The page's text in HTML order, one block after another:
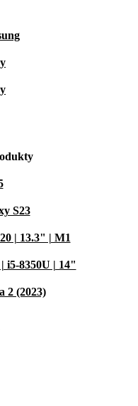
S23
| 13.3" | M1
i5-8350U | 14"
2 (2023)